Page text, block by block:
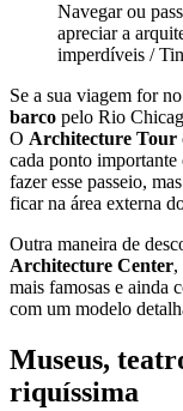
Navegar ou
apreciar a
imperdíveis /
Se a sua viagem for
barco pelo Rio
O Architecture Tour
cada ponto
fazer esse passeio,
ficar na área externa
Outra maneira de
Architecture Center,
mais famosas e ainda
com um modelo
Museus,
riquíssima